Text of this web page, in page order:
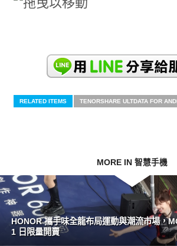
RELATED ITEMS TENORSHARE ULTDATA FOR
MORE IN 智慧手機
HONOR 攜手味全龍布局運動與潮流市場，
1 日限量開賣